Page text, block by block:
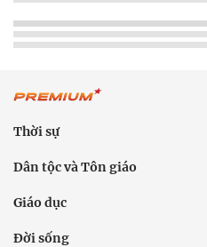
Thời sự
Dân tộc và Tôn giáo
Giáo dục
Đời sống